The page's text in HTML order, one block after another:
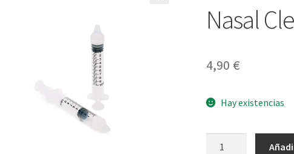
Nasal
4,90 €
Hay existencias